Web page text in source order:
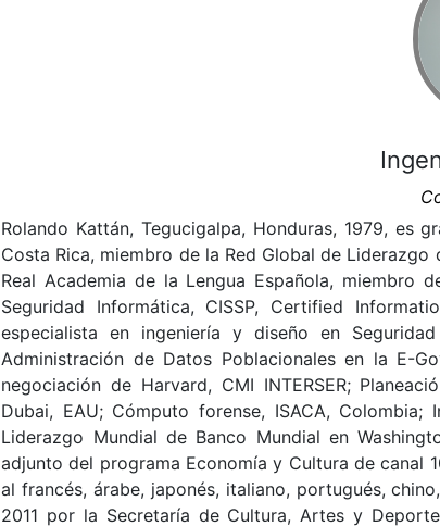
Rolando Kattán, Tegucigalpa, Honduras, 1979, es
Costa Rica, miembro de la Red Global de
Real Academia de la Lengua Española, miembro
Seguridad Informática, CISSP, Certified
especialista en ingeniería y diseño en
Administración de Datos Poblacionales en la E-
negociación de Harvard, CMI INTERSER;
Dubai, EAU; Cómputo forense, ISACA,
Liderazgo Mundial de Banco Mundial en
adjunto del programa Economía y Cultura de canal
al francés, árabe, japonés, italiano, portugués,
2011 por la Secretaría de Cultura, Artes y